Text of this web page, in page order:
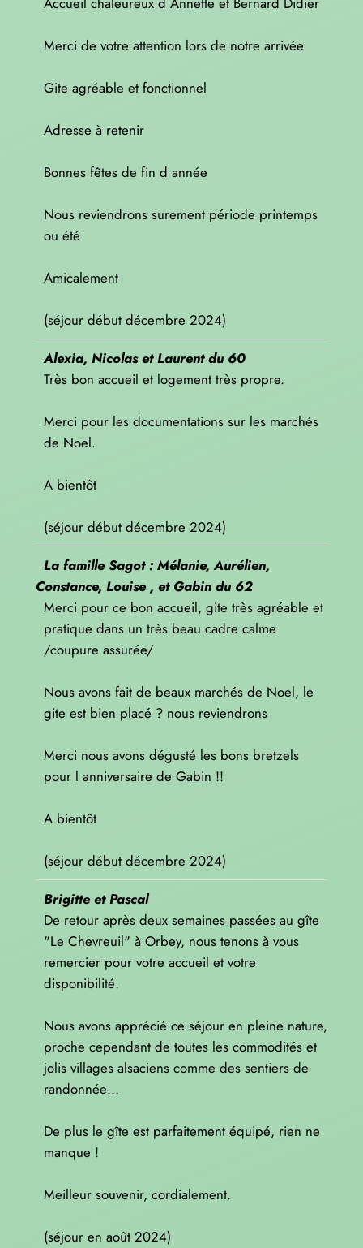
Merci de votre attention lors de notre arrivée
Gite agréable et fonctionnel
Adresse à retenir
Bonnes fêtes de fin d année
Nous reviendrons surement période printemps
ou été
Amicalement
(séjour début décembre 2024)
Alexia, Nicolas et Laurent du 60
Très bon accueil et logement très propre.
Merci pour les documentations sur les marchés
de Noel.
A bientôt
(séjour début décembre 2024)
La famille Sagot : Mélanie, Aurélien,
Constance, Louise , et Gabin du 62
Merci pour ce bon accueil, gite très agréable et
pratique dans un très beau cadre calme
/coupure assurée/
Nous avons fait de beaux marchés de Noel, le
gite est bien placé ? nous reviendrons
Merci nous avons dégusté les bons bretzels
pour l anniversaire de Gabin !!
A bientôt
(séjour début décembre 2024)
Brigitte et Pascal
De retour après deux semaines passées au gîte
"Le Chevreuil" à Orbey, nous tenons à vous
remercier pour votre accueil et votre
disponibilité.
Nous avons apprécié ce séjour en pleine nature,
proche cependant de toutes les commodités et
jolis villages alsaciens comme des sentiers de
randonnée…
De plus le gîte est parfaitement équipé, rien ne
manque !
Meilleur souvenir, cordialement.
(séjour en août 2024)